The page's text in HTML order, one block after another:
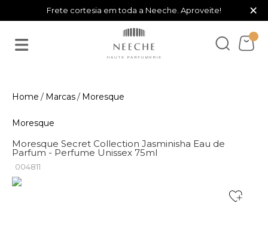
Frete cortesia em toda a Neeche. Aproveite! ×
Marcas Moresque
Moresque
Moresque Secret Collection Jasminisha Eau de
Parfum - Perfume Unissex 75ml
004811